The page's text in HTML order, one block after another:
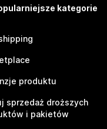
kategorie
produktu
sprzedaż droższych
i pakietów